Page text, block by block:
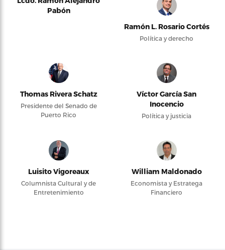
Pabón
Ramón L. Rosario Cortés
Política y derecho
Thomas Rivera Schatz
Presidente del Senado de
Puerto Rico
Víctor García San
Inocencio
Política y justicia
Luisito Vigoreaux
Columnista Cultural y de
Entretenimiento
William Maldonado
Economista y Estratega
Financiero